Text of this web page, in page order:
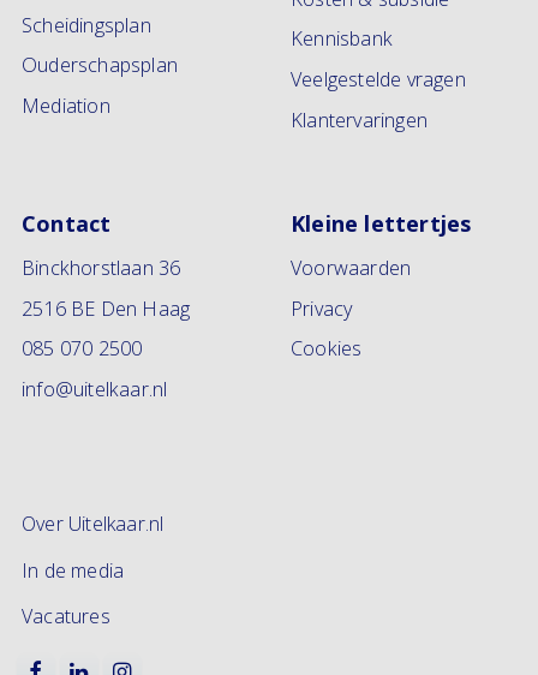
Scheidingsplan
Ouderschapsplan
Mediation
Kennisbank
Veelgestelde vragen
Klantervaringen
Contact
Binckhorstlaan 36
2516 BE Den Haag
085 070 2500
info@uitelkaar.nl
Kleine lettertjes
Voorwaarden
Privacy
Cookies
Over Uitelkaar.nl
In de media
Vacatures